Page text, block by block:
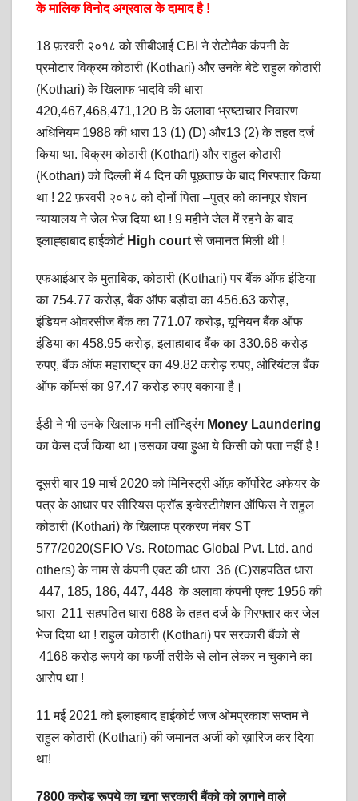
के मालिक विनोद अग्रवाल के दामाद है !
18 फ़रवरी २०१८ को सीबीआई CBI ने रोटोमैक कंपनी के
प्रमोटार विक्रम कोठारी (Kothari) और उनके बेटे राहुल कोठारी
(Kothari) के खिलाफ भादवि की धारा
420,467,468,471,120 B के अलावा भ्रष्टाचार निवारण
अधिनियम 1988 की धारा 13 (1) (D) और13 (2) के तहत दर्ज
किया था. विक्रम कोठारी (Kothari) और राहुल कोठारी
(Kothari) को दिल्ली में 4 दिन की पूछताछ के बाद गिरफ्तार किया
था ! 22 फ़रवरी २०१८ को दोनों पिता –पुत्र को कानपूर शेशन
न्यायालय ने जेल भेज दिया था ! 9 महीने जेल में रहने के बाद
इलाह्हाबाद हाईकोर्ट High courtसे जमानत मिली थी !
एफआईआर के मुताबिक, कोठारी (Kothari) पर बैंक ऑफ इंडिया
का 754.77 करोड़, बैंक ऑफ बड़ौदा का 456.63 करोड़,
इंडियन ओवरसीज बैंक का 771.07 करोड़, यूनियन बैंक ऑफ
इंडिया का 458.95 करोड़, इलाहाबाद बैंक का 330.68 करोड़
रुपए, बैंक ऑफ महाराष्ट्र का 49.82 करोड़ रुपए, ओरियंटल बैंक
ऑफ कॉमर्स का 97.47 करोड़ रुपए बकाया है।
ईडी ने भी उनके खिलाफ मनी लॉन्ड्रिंग Money Laundering
का केस दर्ज किया था।उसका क्या हुआ ये किसी को पता नहीं है !
दूसरी बार 19 मार्च 2020 को मिनिस्ट्री ऑफ़ कॉर्पोरेट अफेयर के
पत्र के आधार पर सीरियस फ्रॉड इन्वेस्टीगेशन ऑफिस ने राहुल
कोठारी (Kothari) के खिलाफ प्रकरण नंबर ST
577/2020(SFIO Vs. Rotomac Global Pvt. Ltd. and
others) के नाम से कंपनी एक्ट की धारा 36 (C)सहपठित धारा
447, 185, 186, 447, 448 के अलावा कंपनी एक्ट 1956 की
धारा 211 सहपठित धारा 688 के तहत दर्ज के गिरफ्तार कर जेल
भेज दिया था ! राहुल कोठारी (Kothari) पर सरकारी बैंको से
4168 करोड़ रूपये का फर्जी तरीके से लोन लेकर न चुकाने का
आरोप था !
11 मई 2021 को इलाहबाद हाईकोर्ट जज ओमप्रकाश सप्तम ने
राहुल कोठारी (Kothari) की जमानत अर्जी को ख़ारिज कर दिया
था!
7800 करोड़ रूपये का चूना सरकारी बैंको को लगाने वाले